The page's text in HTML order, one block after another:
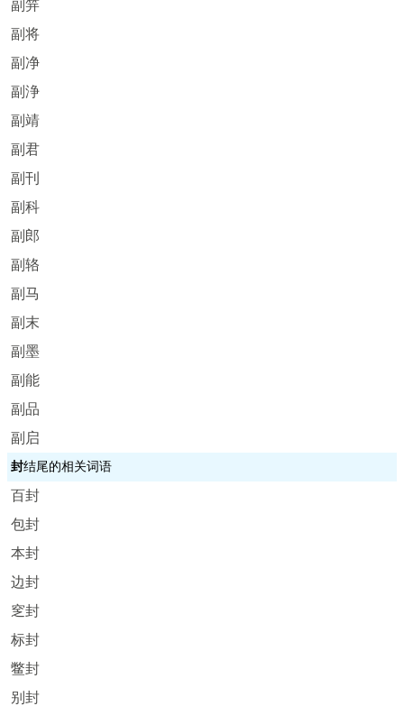
副笄
副将
副净
副浄
副靖
副君
副刊
副科
副郎
副辂
副马
副末
副墨
副能
副品
副启
封结尾的相关词语
百封
包封
本封
边封
窆封
标封
鳖封
别封